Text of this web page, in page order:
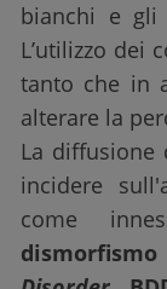
bianchi e
L’utilizzo dei
tanto che in
alterare la
La
incidere
come